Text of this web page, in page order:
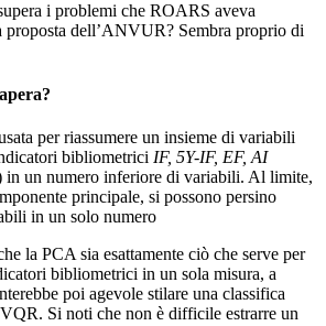
i problemi che ROARS aveva
proposta dell’ANVUR? Sembra proprio di
per riassumere un insieme di variabili
bibliometrici IF, 5Y-IF, EF, AI
in un numero inferiore di variabili. Al limite,
principale, si possono persino
in un solo numero
la PCA sia esattamente ciò che serve per
bibliometrici in un sola misura, a
poi agevole stilare una classifica
Si noti che non è difficile estrarre un